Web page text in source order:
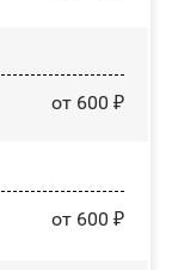
от 600 ₽
от 600 ₽